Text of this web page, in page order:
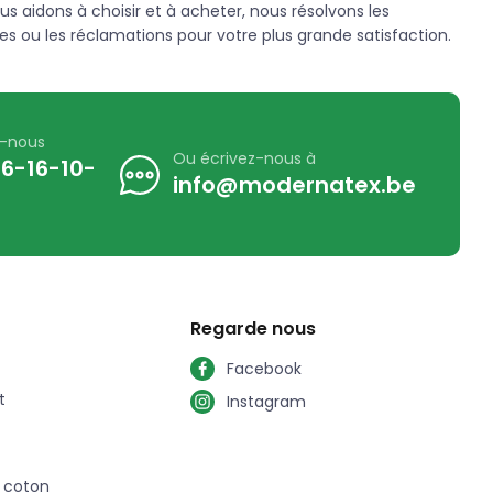
aidons à choisir et à acheter, nous résolvons les
ou les réclamations pour votre plus grande satisfaction.
nous
16-10-
Ou écrivez-nous à
info@modernatex.be
coton
Regarde nous
Facebook
Instagram